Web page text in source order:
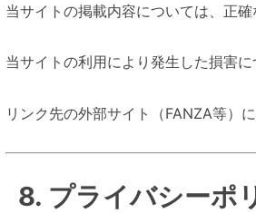
当サイトの掲載内容については、正
当サイトの利用により発生した損害
リンク先の外部サイト（FANZA等）
8. プライバシーポ